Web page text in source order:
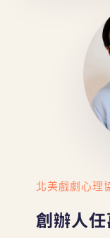
北美戲劇心理
創辦人